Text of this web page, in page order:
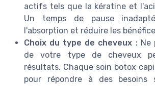
actifs tels que la kératine et
Un temps de pause
l'absorption et réduire les
Choix du type de cheveux :Ne
de votre type de cheveux
résultats. Chaque soin botox
pour répondre à des besoins